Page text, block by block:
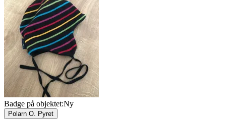
Badge på objektet:Ny
Polarn O. Pyret